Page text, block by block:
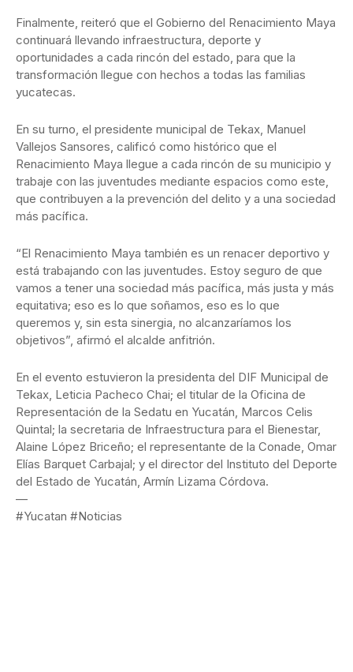
Finalmente, reiteró que el Gobierno del Renacimiento Maya
continuará llevando infraestructura, deporte y
oportunidades a cada rincón del estado, para que la
transformación llegue con hechos a todas las familias
yucatecas.
En su turno, el presidente municipal de Tekax, Manuel
Vallejos Sansores, calificó como histórico que el
Renacimiento Maya llegue a cada rincón de su municipio y
trabaje con las juventudes mediante espacios como este,
que contribuyen a la prevención del delito y a una sociedad
más pacífica.
“El Renacimiento Maya también es un renacer deportivo y
está trabajando con las juventudes. Estoy seguro de que
vamos a tener una sociedad más pacífica, más justa y más
equitativa; eso es lo que soñamos, eso es lo que
queremos y, sin esta sinergia, no alcanzaríamos los
objetivos”, afirmó el alcalde anfitrión.
En el evento estuvieron la presidenta del DIF Municipal de
Tekax, Leticia Pacheco Chai; el titular de la Oficina de
Representación de la Sedatu en Yucatán, Marcos Celis
Quintal; la secretaria de Infraestructura para el Bienestar,
Alaine López Briceño; el representante de la Conade, Omar
Elías Barquet Carbajal; y el director del Instituto del Deporte
del Estado de Yucatán, Armín Lizama Córdova.
—
#Yucatan #Noticias